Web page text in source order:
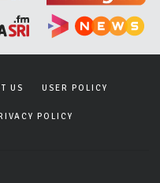
US USER POLICY
POLICY